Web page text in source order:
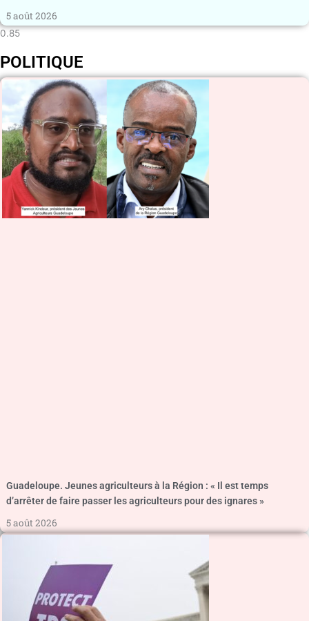
5 août 2026
POLITIQUE
Guadeloupe. Jeunes agriculteurs à la Région : « Il est temps
d’arrêter de faire passer les agriculteurs pour des ignares »
5 août 2026